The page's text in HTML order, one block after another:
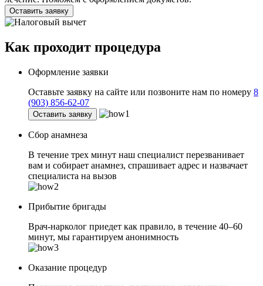
Оставить заявку
Как проходит процедура
Оформление заявки
Оставьте заявку на сайте или позвоните нам по номеру 8
(903) 856-62-07
Оставить заявку
Сбор анамнеза
В течение трех минут наш специалист перезванивает
вам и собирает анамнез, спрашивает адрес и назвачает
специалиста на вызов
Прибытие бригады
Врач-нарколог приедет как правило, в течение 40–60
минут, мы гарантируем анонимность
Оказание процедур